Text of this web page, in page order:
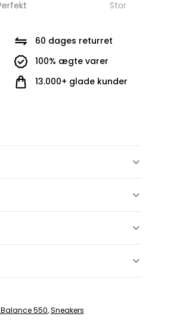
Stor
60 dages returret
100% ægte varer
13.000+ glade kunder
Balance 550,Sneakers